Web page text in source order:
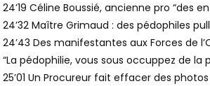
24’19 Céline Boussié, ancienne pro “des
24’32 Maître Grimaud : des pédophiles
24’43 Des manifestantes aux Forces de
“La pédophilie, vous sous occuppez de la
25’01 Un Procureur fait effacer des